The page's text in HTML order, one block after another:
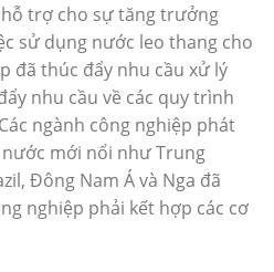
trợ cho sự tăng trưởng
sử dụng nước leo thang cho
đã thúc đẩy nhu cầu xử lý
nhu cầu về các quy trình
ngành công nghiệp phát
mới nổi như Trung
Đông Nam Á và Nga đã
nghiệp phải kết hợp các cơ